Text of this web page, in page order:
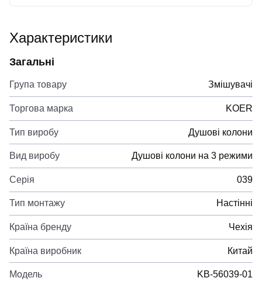
Характеристики
Загальні
Група товару Змішувачі
Торгова марка KOER
Тип виробу Душові колони
Вид виробу Душові колони на 3 режими
Серія 039
Тип монтажу Настінні
Країна бренду Чехія
Країна виробник Китай
Модель KB-56039-01